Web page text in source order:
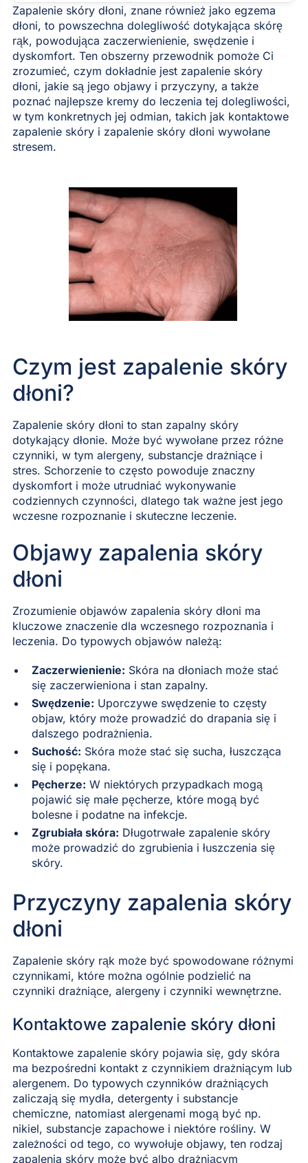
LINK DO SPISU TREŚCI
Zapalenie skóry dłoni, znane również jako egzema
dłoni, to powszechna dolegliwość dotykająca skórę
rąk, powodująca zaczerwienienie, swędzenie i
dyskomfort. Ten obszerny przewodnik pomoże Ci
zrozumieć, czym dokładnie jest zapalenie skóry
dłoni, jakie są jego objawy i przyczyny, a także
poznać najlepsze kremy do leczenia tej dolegliwości,
w tym konkretnych jej odmian, takich jak kontaktowe
zapalenie skóry i zapalenie skóry dłoni wywołane
stresem.
Czym jest zapalenie skóry
dłoni?
Zapalenie skóry dłoni to stan zapalny skóry
dotykający dłonie. Może być wywołane przez różne
czynniki, w tym alergeny, substancje drażniące i
stres. Schorzenie to często powoduje znaczny
dyskomfort i może utrudniać wykonywanie
codziennych czynności, dlatego tak ważne jest jego
wczesne rozpoznanie i skuteczne leczenie.
Objawy zapalenia skóry
dłoni
Zrozumienie objawów zapalenia skóry dłoni ma
kluczowe znaczenie dla wczesnego rozpoznania i
leczenia. Do typowych objawów należą:
Zaczerwienienie: Skóra na dłoniach może stać
się zaczerwieniona i stan zapalny.
Swędzenie: Uporczywe swędzenie to częsty
objaw, który może prowadzić do drapania się i
dalszego podrażnienia.
Suchość: Skóra może stać się sucha, łuszcząca
się i popękana.
Pęcherze: W niektórych przypadkach mogą
pojawić się małe pęcherze, które mogą być
bolesne i podatne na infekcje.
Zgrubiała skóra: Długotrwałe zapalenie skóry
może prowadzić do zgrubienia i łuszczenia się
skóry.
Przyczyny zapalenia skóry
dłoni
Zapalenie skóry rąk może być spowodowane różnymi
czynnikami, które można ogólnie podzielić na
czynniki drażniące, alergeny i czynniki wewnętrzne.
Kontaktowe zapalenie skóry dłoni
Kontaktowe zapalenie skóry pojawia się, gdy skóra
ma bezpośredni kontakt z czynnikiem drażniącym lub
alergenem. Do typowych czynników drażniących
zaliczają się mydła, detergenty i substancje
chemiczne, natomiast alergenami mogą być np.
nikiel, substancje zapachowe i niektóre rośliny. W
zależności od tego, co wywołuje objawy, ten rodzaj
zapalenia skóry może być albo drażniącym